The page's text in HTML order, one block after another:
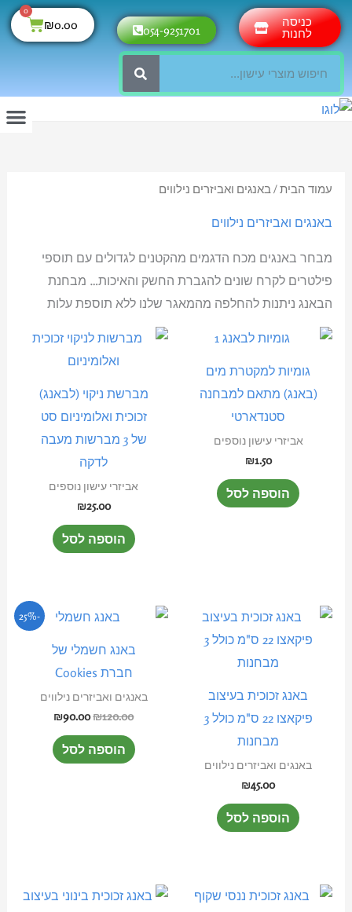
דילוג
לתוכן
כניסה
לחנות 054-9251701
₪0.00
0
עגלת
קניות
עמוד הבית/ באנגים ואביזרים נילווים
באנגים ואביזרים נילווים
מבחר באנגים מכח הדגמים מהקטנים לגדולים עם תוספי
פילטרים לקרח שונים להגברת החשק והאיכות… מבחנת
הבאנג ניתנות להחלפה מהמאגר שלנו ללא תוספת עלות
גומיות למקטרת מים
(באנג) מתאם למבחנה
סטנדארטי
אביזרי עישון נוספים
₪1.50
הוספה לסל
מברשת ניקוי (לבאנג)
זכוכית ואלומיניום סט
של 3 מברשות מעבה
לדקה
אביזרי עישון נוספים
₪25.00
הוספה לסל
באנג זכוכית בעיצוב
פיקאצו 22 ס"מ כולל 3
מבחנות
באנגים ואביזרים נילווים
₪45.00
הוספה לסל
-25%
באנג חשמלי של
חברת Cookies
באנגים ואביזרים נילווים
₪120.00
המחיר
המקורי
₪120.00.
₪90.00
המחיר
הנוכחי
₪90.00.
הוספה לסל